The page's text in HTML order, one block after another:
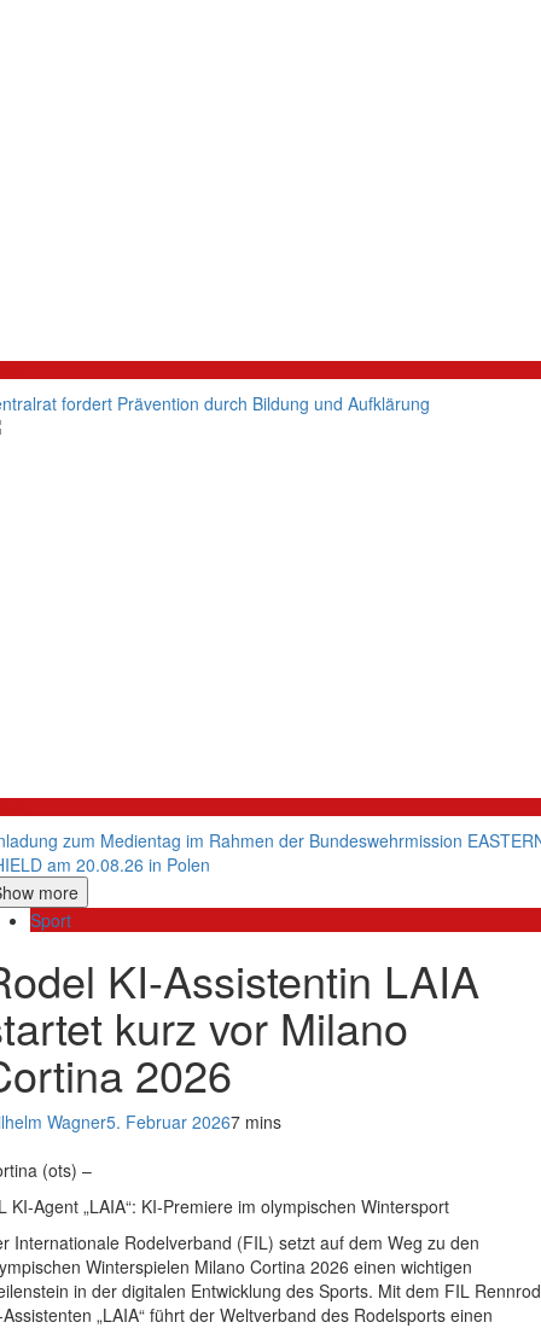
fordert Prävention durch Bildung und Aufklärung
zum Medientag im Rahmen der Bundeswehrmission
am 20.08.26 in Polen
more
Sport
KI-Assistentin LAIA
kurz vor Milano
2026
Wagner5. Februar 20267 mins
(ots) –
KI-Agent „LAIA“: KI-Premiere im olympischen Wintersport
Internationale Rodelverband (FIL) setzt auf dem Weg zu den
Winterspielen Milano Cortina 2026 einen wichtigen
in der digitalen Entwicklung des Sports. Mit dem FIL
„LAIA“ führt der Weltverband des Rodelsports einen